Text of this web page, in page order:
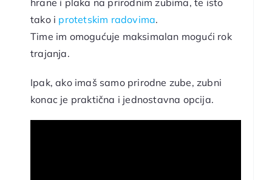
tako i protetskim radovima.
Time im omogućuje maksimalan mogući rok
trajanja.
Ipak, ako imaš samo prirodne zube, zubni
konac je praktična i jednostavna opcija.